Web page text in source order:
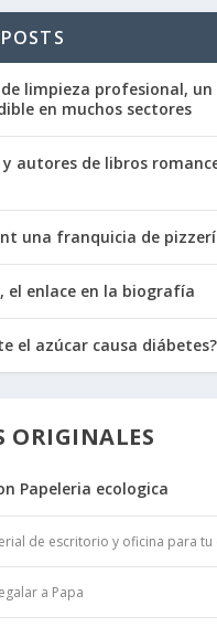
de limpieza profesional, un
en muchos sectores
y autores de libros
una franquicia de
el enlace en la biografía
el azúcar causa diábetes?
ORIGINALES
Papeleria ecologica
de escritorio y oficina para tu
a Papa